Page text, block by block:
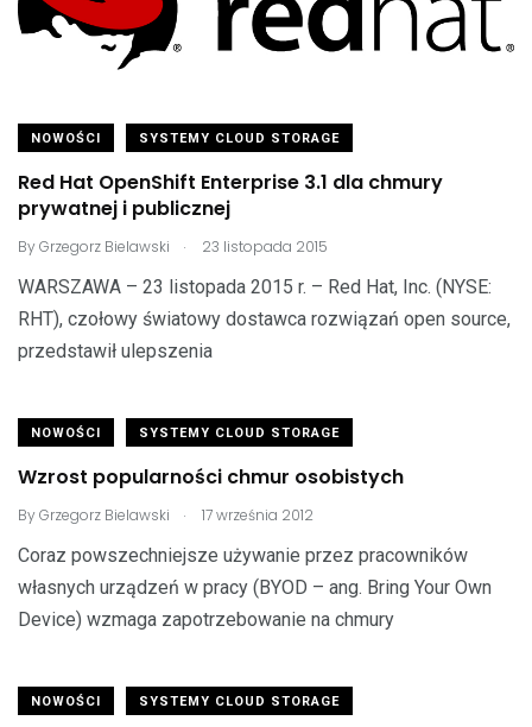
NOWOŚCI SYSTEMY CLOUD STORAGE
Red Hat OpenShift Enterprise 3.1 dla chmury
prywatnej i publicznej
ByGrzegorz Bielawski . 23 listopada 2015
WARSZAWA – 23 listopada 2015 r. – Red Hat, Inc. (NYSE:
RHT), czołowy światowy dostawca rozwiązań open source,
przedstawił ulepszenia
NOWOŚCI SYSTEMY CLOUD STORAGE
Wzrost popularności chmur osobistych
ByGrzegorz Bielawski . 17 września 2012
Coraz powszechniejsze używanie przez pracowników
własnych urządzeń w pracy (BYOD – ang. Bring Your Own
Device) wzmaga zapotrzebowanie na chmury
NOWOŚCI SYSTEMY CLOUD STORAGE